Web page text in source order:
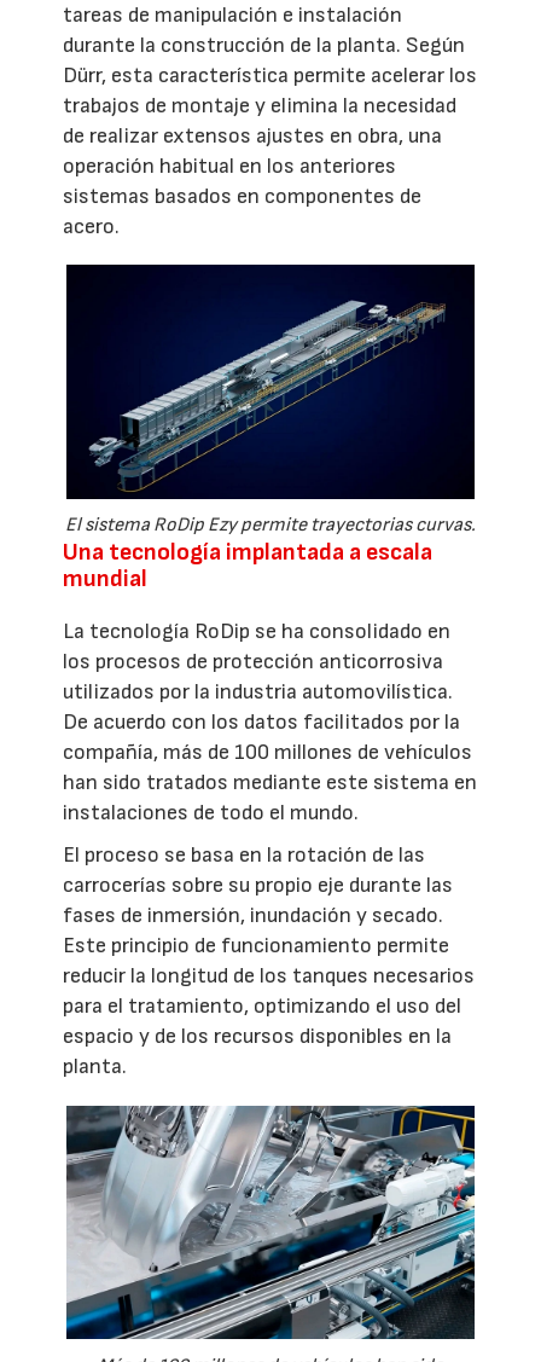
tareas de manipulación e instalación
durante la construcción de la planta. Según
Dürr, esta característica permite acelerar los
trabajos de montaje y elimina la necesidad
de realizar extensos ajustes en obra, una
operación habitual en los anteriores
sistemas basados en componentes de
acero.
El sistema RoDip Ezy permite trayectorias curvas.
Una tecnología implantada a escala
mundial
La tecnología RoDip se ha consolidado en
los procesos de protección anticorrosiva
utilizados por la industria automovilística.
De acuerdo con los datos facilitados por la
compañía, más de 100 millones de vehículos
han sido tratados mediante este sistema en
instalaciones de todo el mundo.
El proceso se basa en la rotación de las
carrocerías sobre su propio eje durante las
fases de inmersión, inundación y secado.
Este principio de funcionamiento permite
reducir la longitud de los tanques necesarios
para el tratamiento, optimizando el uso del
espacio y de los recursos disponibles en la
planta.